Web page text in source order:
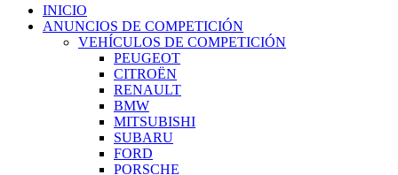
INICIO
ANUNCIOS DE COMPETICIÓN
VEHÍCULOS DE COMPETICIÓN
PEUGEOT
CITROËN
RENAULT
BMW
MITSUBISHI
SUBARU
FORD
PORSCHE